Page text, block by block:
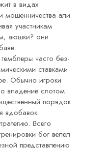
в видах
мошенничества али
участникам
аюшки? они
часто без-
ставками
Обычно игроки
владение слотом
порядок
вдобавок
Всего
бог велел
представлению